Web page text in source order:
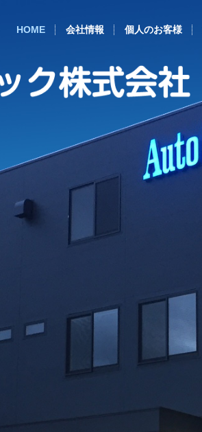
HOME 会社情報 個人のお客様